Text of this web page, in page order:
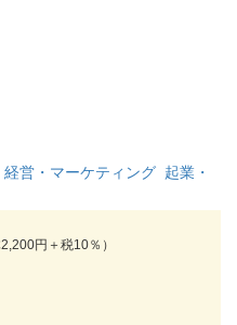
経営・マーケティング 起業・
2,200円＋税10％）